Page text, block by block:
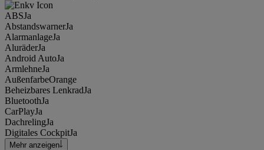
ABSJa
AbstandswarnerJa
AlarmanlageJa
AluräderJa
Android AutoJa
ArmlehneJa
AußenfarbeOrange
Beheizbares LenkradJa
BluetoothJa
CarPlayJa
DachrelingJa
Digitales CockpitJa
Mehr anzeigen